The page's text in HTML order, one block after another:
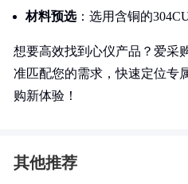
材料预选：选用含铜的
想要高效找到心仪产品？爱采
准匹配您的需求，快速定位专
购新体验！
其他推荐